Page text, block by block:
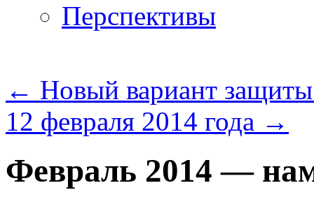
Перспективы
← Новый вариант
12 февраля 2014 года →
Февраль 2014 —